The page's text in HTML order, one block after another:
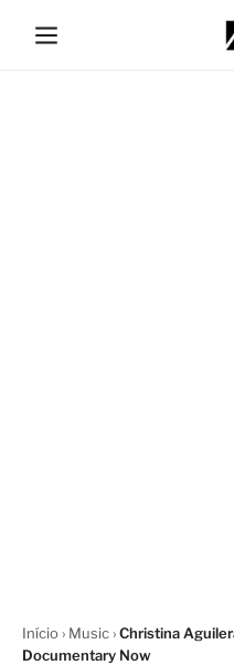
Início› Music›Christina
Documentary Now